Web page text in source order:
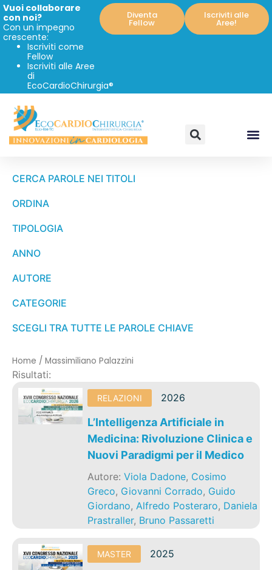
Vuoi collaborare
con noi?
Con un impegno
crescente:
Iscriviti come
Fellow
Iscriviti alle Aree
di
EcoCardioChirurgia®
Diventa
Fellow
Iscriviti alle
Aree!
CERCA PAROLE NEI TITOLI
ORDINA
TIPOLOGIA
ANNO
AUTORE
CATEGORIE
SCEGLI TRA TUTTE LE PAROLE CHIAVE
Home / Massimiliano Palazzini
Risultati:
RELAZIONI 2026
L’Intelligenza Artificiale in
Medicina: Rivoluzione Clinica e
Nuovi Paradigmi per il Medico
Autore:Viola Dadone, Cosimo
Greco, Giovanni Corrado, Guido
Giordano,Alfredo Posteraro, Daniela
Prastraller, Bruno Passaretti
MASTER 2025